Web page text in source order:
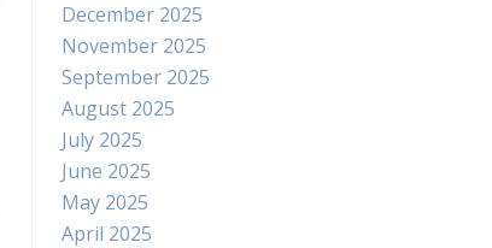
December 2025
November 2025
September 2025
August 2025
July 2025
June 2025
May 2025
April 2025